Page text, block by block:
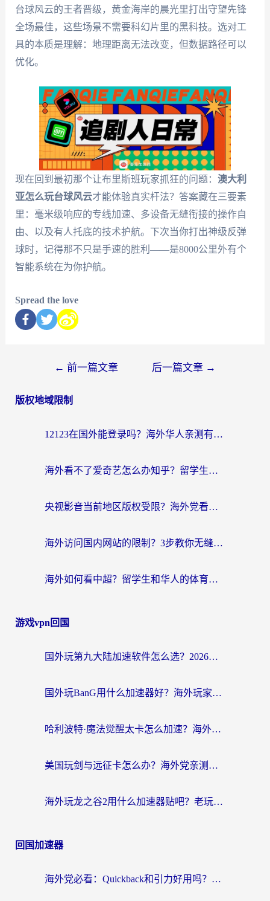
台球风云的王者晋级，黄金海岸的晨光里打出守望先锋
全场最佳，这些场景不需要科幻片里的黑科技。选对工
具的本质是理解：地理距离无法改变，但数据路径可以
优化。
现在回到最初那个让布里斯班玩家抓狂的问题： 澳大利
亚怎么玩台球风云才能体验真实杆法？答案藏在三要素
里：毫米级响应的专线加速、多设备无缝衔接的操作自
由、以及有人托底的技术护航。下次当你打出神级反弹
球时，记得那不只是手速的胜利——是8000公里外有个
智能系统在为你护航。
Spread the love
← 前一篇文章 后一篇文章 →
版权地域限制
12123在国外能登录吗？海外华人亲测有效的回国加速器选择指南
海外看不了爱奇艺怎么办知乎？留学生亲测有效的回国加速方案
央视影音当前地区版权受限？海外党看国内剧、追电视台的终极解决方案
海外访问国内网站的限制？3步教你无缝解锁国内资源（附实测最优工具）
海外如何看中超？留学生和华人的体育赛事观看终极指南（附欧洲杯奥运会观看技巧）
游戏vpn回国
国外玩第九大陆加速软件怎么选？2026终极指南帮你告别延迟卡顿
国外玩BanG用什么加速器好？海外玩家亲测的国服游戏加速终极方案
哈利波特·魔法觉醒太卡怎么加速？海外党亲测有效的国服游戏加速指南
美国玩剑与远征卡怎么办？海外党亲测有效的国服游戏加速指南
海外玩龙之谷2用什么加速器贴吧？老玩家实测推荐，附新加坡猎魂觉醒国外剑与远征加速攻略
回国加速器
海外党必看：Quickback和引力好用吗？3分钟搞懂回国加速器怎么选